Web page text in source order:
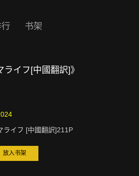
行 书架
ライフ[中國翻訳]》
ライフ [中國翻訳]211P
放入书架